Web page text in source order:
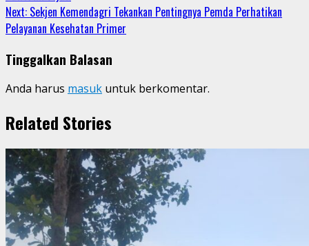
Next: Sekjen Kemendagri Tekankan Pentingnya Pemda Perhatikan
Pelayanan Kesehatan Primer
Tinggalkan Balasan
Anda harus masuk untuk berkomentar.
Related Stories